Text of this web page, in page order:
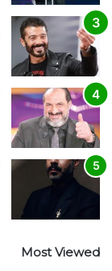
Most Viewed